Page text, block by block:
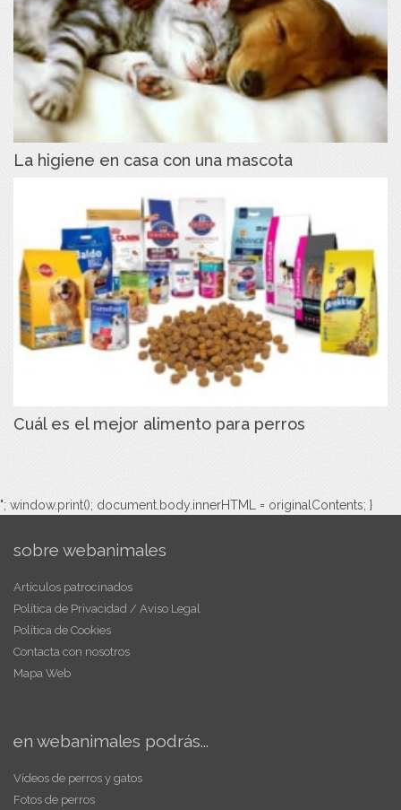
La higiene en casa con una mascota
Cuál es el mejor alimento para perros
"; window.print(); document.body.innerHTML = originalContents; }
sobre webanimales
Artículos patrocinados
Política de Privacidad / Aviso Legal
Política de Cookies
Contacta con nosotros
Mapa Web
en webanimales podrás...
Vídeos de perros y gatos
Fotos de perros